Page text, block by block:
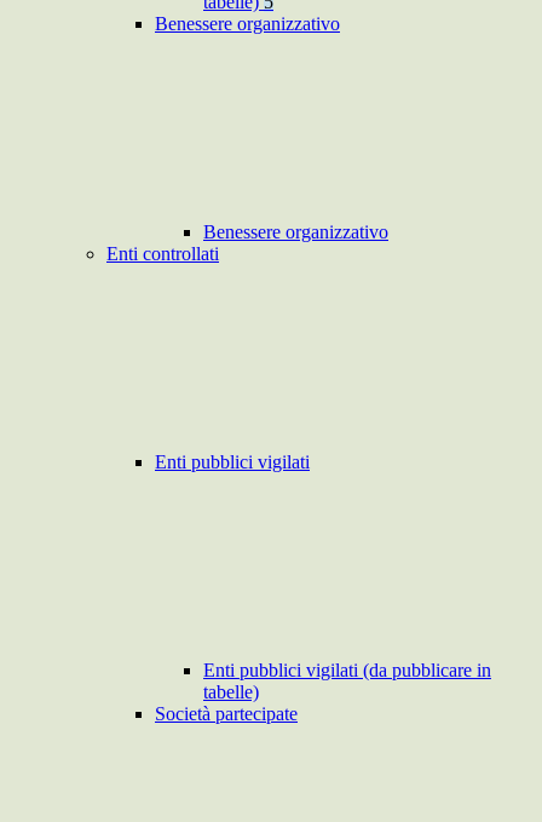
Benessere organizzativo
Benessere organizzativo
Enti controllati
Enti pubblici vigilati
Enti pubblici vigilati (da pubblicare in
tabelle)
Società partecipate